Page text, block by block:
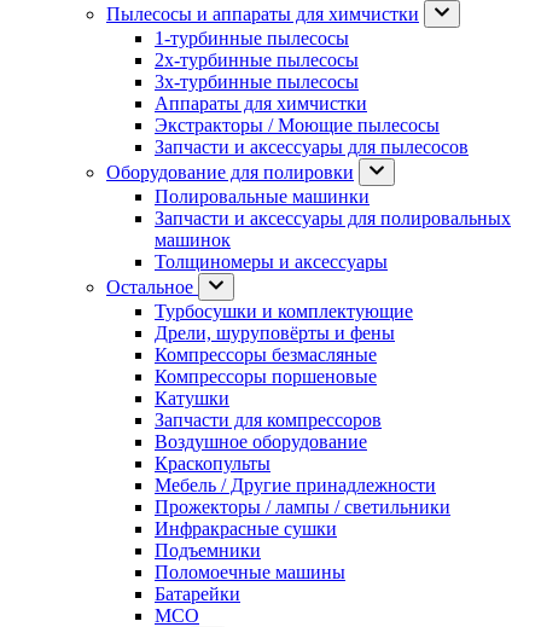
Пылесосы и аппараты для химчистки
1-турбинные пылесосы
2х-турбинные пылесосы
3х-турбинные пылесосы
Аппараты для химчистки
Экстракторы / Моющие пылесосы
Запчасти и аксессуары для пылесосов
Оборудование для полировки
Полировальные машинки
Запчасти и аксессуары для полировальных
машинок
Толщиномеры и аксессуары
Остальное
Турбосушки и комплектующие
Дрели, шуруповёрты и фены
Компрессоры безмасляные
Компрессоры поршеновые
Катушки
Запчасти для компрессоров
Воздушное оборудование
Краскопульты
Мебель / Другие принадлежности
Прожекторы / лампы / светильники
Инфракрасные сушки
Подъемники
Поломоечные машины
Батарейки
МСО